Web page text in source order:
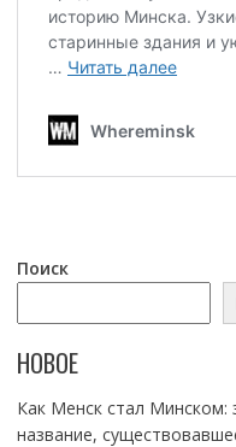
Поиск
НОВОЕ
Как Менск стал Минском:
название,